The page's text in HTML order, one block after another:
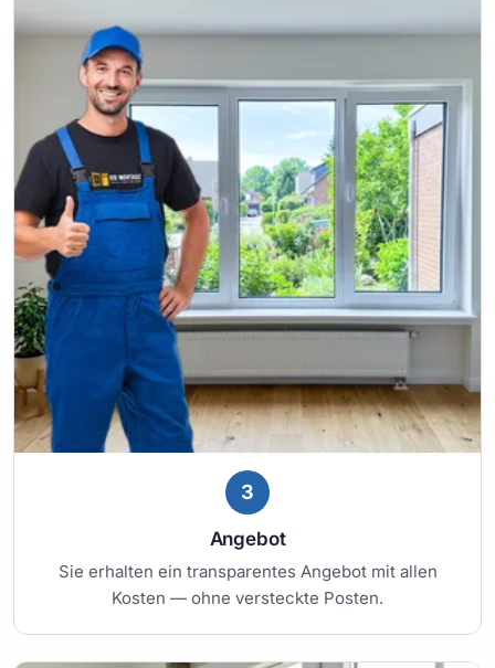
3
Angebot
Sie erhalten ein transparentes Angebot mit allen
Kosten — ohne versteckte Posten.